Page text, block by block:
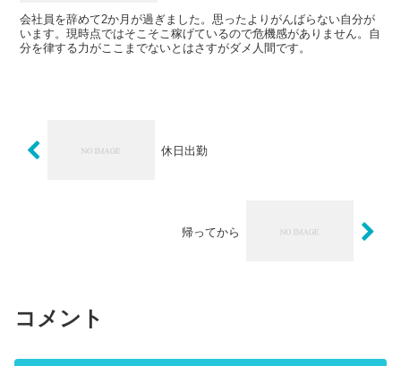
会社員を辞めて2か月が過ぎました。思ったよりがんばらない自分が
います。現時点ではそこそこ稼げているので危機感がありません。自
分を律する力がここまでないとはさすがダメ人間です。
休日出勤
帰ってから
コメント